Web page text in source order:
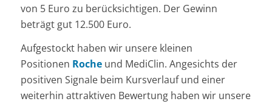
von 5 Euro zu berücksichtigen. Der Gewinn
beträgt gut 12.500 Euro.
Aufgestockt haben wir unsere kleinen
Positionen Rocheund MediClin. Angesichts der
positiven Signale beim Kursverlauf und einer
weiterhin attraktiven Bewertung haben wir unsere